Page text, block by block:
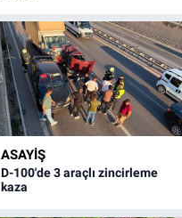
ASAYİŞ
D-100'de 3 araçlı zincirleme
kaza